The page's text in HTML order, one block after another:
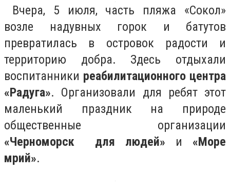
Вчера, 5 июля, часть пляжа «Сокол»
возле надувных горок и батутов
превратилась в островок радости и
территорию добра. Здесь отдыхали
воспитанники реабилитационного центра
«Радуга». Организовали для ребят этот
маленький праздник на природе
общественные организации
«Черноморск для людей» и «Море
мрий».